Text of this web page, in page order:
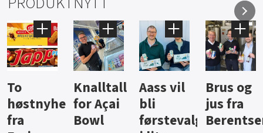
Knalltall
for Açai
Bowl
Aass vil
bli
førstevalg
Brus og
jus fra
Berentsen
Hard
iste fra
Hansa